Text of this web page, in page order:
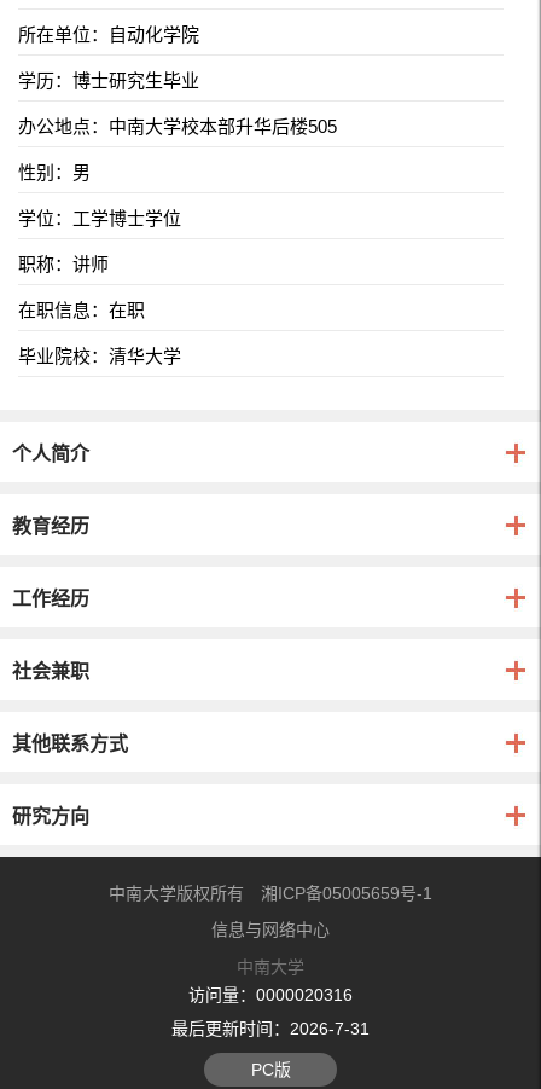
所在单位：自动化学院
学历：博士研究生毕业
办公地点：中南大学校本部升华后楼505
性别：男
学位：工学博士学位
职称：讲师
在职信息：在职
毕业院校：清华大学
个人简介
教育经历
工作经历
社会兼职
其他联系方式
研究方向
中南大学版权所有 湘ICP备05005659号-1
信息与网络中心
中南大学
访问量： 0000020316
最后更新时间： 2026-7-31
PC版